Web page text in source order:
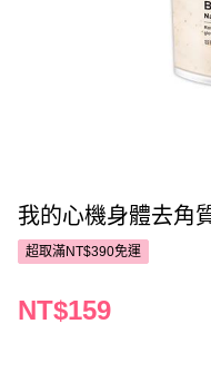
我的心機身體去角
超取滿NT$390免運
NT$159